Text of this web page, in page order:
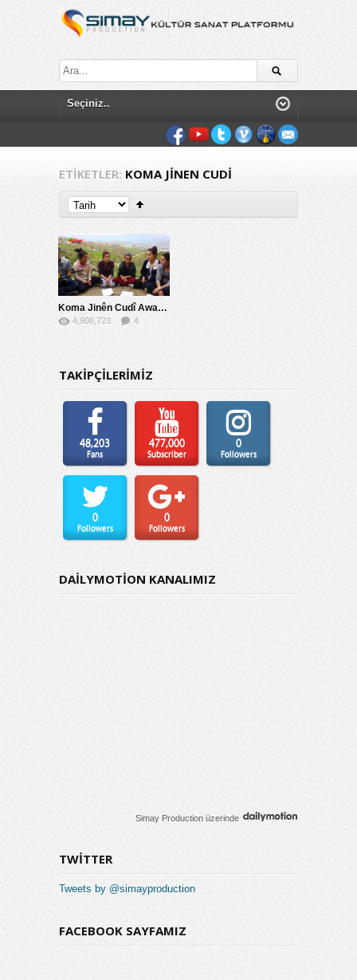
ETIKETLER: KOMA JINEN CUDI
Koma Jinên Cudî Awazek Tê
4,908,723
4
TAKİPÇİLERİMİZ
48,203
Fans
477,000
Subscriber
0
Followers
0
Followers
0
Followers
DAİLYMOTİON KANALIMIZ
Simay Production üzerinde
TWITTER
Tweets by @simayproduction
FACEBOOK SAYFAMIZ